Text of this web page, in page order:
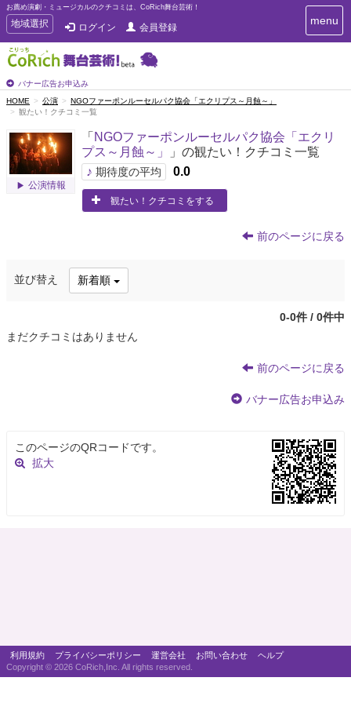
お薦め演劇・ミュージカルのクチコミは、CoRich舞台芸術！
T
o
g
g
e
n
a
g
a
地域選択 ログイン 会員登録
バナー広告お申込み
T
o
v
i
o
menu
HOME 公演
NGOファーポンルーセルパク協会「エクリプス～月蝕～」
観たい！クチコミ一覧
公演情報
「 NGOファーポンルーセルパク協会「エクリ
プス～月蝕～」
」の観たい！クチコミ一覧
♪ 期待度の平均 0.0
観たい！クチコミをする
前のページに戻る
並び替え 新着順
0-0件 / 0件中
まだクチコミはありません
前のページに戻る
バナー広告お申込み
このページのQRコードです。
拡大
利用規約 プライバシーポリシー 運営会社 お問い合わせ
ヘルプ
Copyright © 2026 CoRich,Inc. All rights reserved.